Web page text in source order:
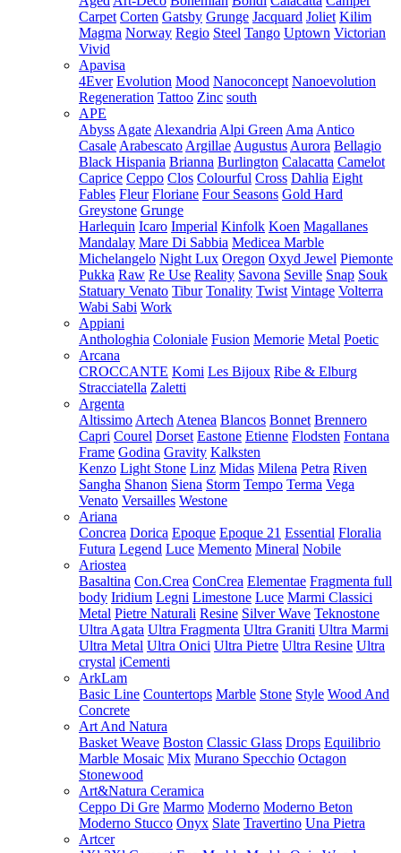
Carpet Corten Gatsby Grunge Jacquard Joliet Kilim
Magma Norway Regio Steel Tango Uptown Victorian
Vivid
Apavisa
4Ever Evolution Mood Nanoconcept Nanoevolution
Regeneration Tattoo Zinc south
APE
Abyss Agate Alexandria Alpi Green Ama Antico
Casale Arabescato Argillae Augustus Aurora Bellagio
Black Hispania Brianna Burlington Calacatta Camelot
Caprice Ceppo Clos Colourful Cross Dahlia Eight
Fables Fleur Floriane Four Seasons Gold Hard
Greystone Grunge
Harlequin Icaro Imperial Kinfolk Koen Magallanes
Mandalay Mare Di Sabbia Medicea Marble
Michelangelo Night Lux Oregon Oxyd Jewel Piemonte
Pukka Raw Re Use Reality Savona Seville Snap Souk
Statuary Venato Tibur Tonality Twist Vintage Volterra
Wabi Sabi Work
Appiani
Anthologhia Coloniale Fusion Memorie Metal Poetic
Arcana
CROCCANTE Komi Les Bijoux Ribe & Elburg
Stracciatella Zaletti
Argenta
Altissimo Artech Atenea Blancos Bonnet Brennero
Capri Courel Dorset Eastone Etienne Flodsten Fontana
Frame Godina Gravity Kalksten
Kenzo Light Stone Linz Midas Milena Petra Riven
Sangha Shanon Siena Storm Tempo Terma Vega
Venato Versailles Westone
Ariana
Concrea Dorica Epoque Epoque 21 Essential Floralia
Futura Legend Luce Memento Mineral Nobile
Ariostea
Basaltina Con.Crea ConCrea Elementae Fragmenta full
body Iridium Legni Limestone Luce Marmi Classici
Metal Pietre Naturali Resine Silver Wave Teknostone
Ultra Agata Ultra Fragmenta Ultra Graniti Ultra Marmi
Ultra Metal Ultra Onici Ultra Pietre Ultra Resine Ultra
crystal iCementi
ArkLam
Basic Line Countertops Marble Stone Style Wood And
Concrete
Art And Natura
Basket Weave Boston Classic Glass Drops Equilibrio
Marble Mosaic Mix Murano Specchio Octagon
Stonewood
Art&Natura Ceramica
Ceppo Di Gre Marmo Moderno Moderno Beton
Moderno Stucco Onyx Slate Travertino Una Pietra
Artcer